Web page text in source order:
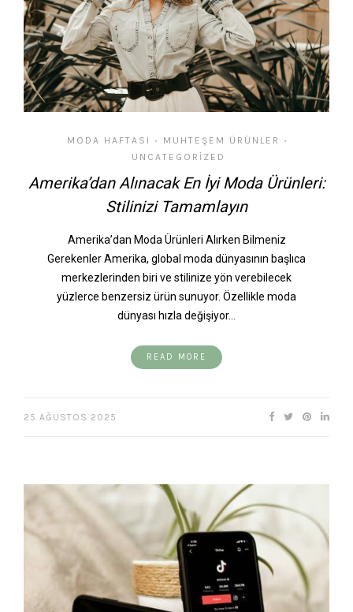
MODA HAFTASI • MUHTEŞEM ÜRÜNLER •
UNCATEGORIZED
Amerika’dan Alınacak En İyi Moda Ürünleri:
Stilinizi Tamamlayın
Amerika’dan Moda Ürünleri Alırken Bilmeniz
Gerekenler Amerika, global moda dünyasının başlıca
merkezlerinden biri ve stilinize yön verebilecek
yüzlerce benzersiz ürün sunuyor. Özellikle moda
dünyası hızla değişiyor…
READ MORE
25 AĞUSTOS 2025